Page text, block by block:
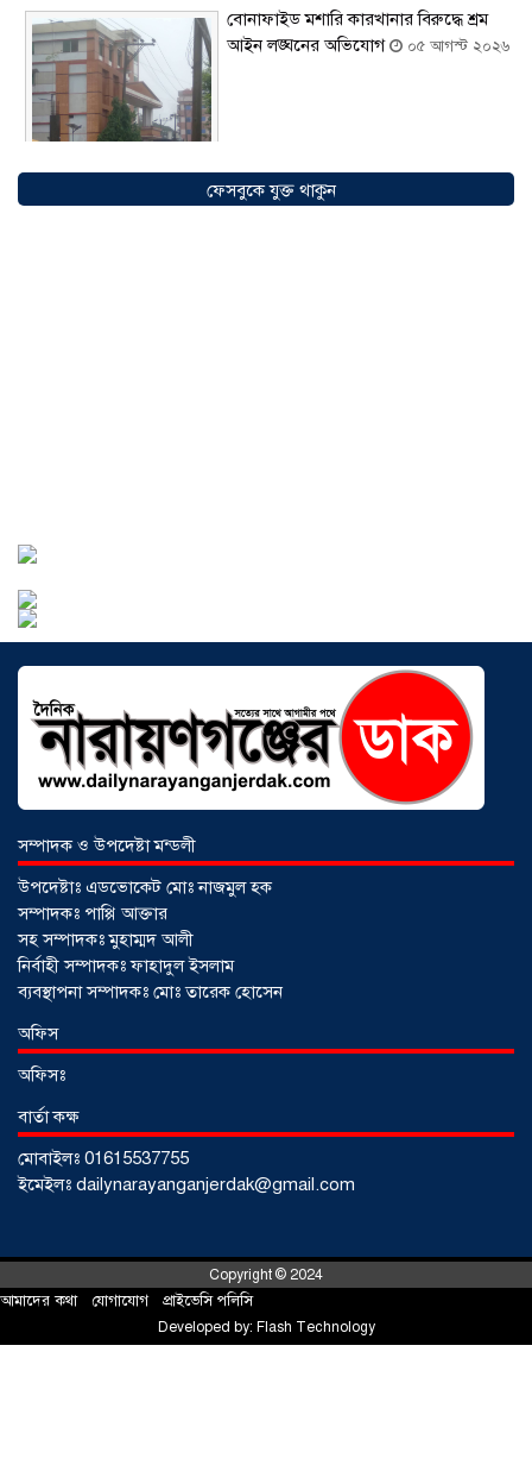
বোনাফাইড মশারি কারখানার বিরুদ্ধে শ্রম
আইন লঙ্ঘনের অভিযোগ
০৫ আগস্ট ২০২৬
২০২৬
আড়াইহাজারে বান্টি বাজারে ৫ গ্রাম
হেরোইনসহ যুবক গ্রেপ্তার
০৩ আগস্ট ২০২৬
আড়াইহাজারে জেলেদের জালে উঠে এলো
ফেসবুকে যুক্ত থাকুন
সম্পাদক ও উপদেষ্টা মন্ডলী
উপদেষ্টাঃ এডভোকেট মোঃ নাজমুল হক
সম্পাদকঃ পাপ্পি আক্তার
সহ সম্পাদকঃ মুহাম্মদ আলী
নির্বাহী সম্পাদকঃ ফাহাদুল ইসলাম
ব্যবস্থাপনা সম্পাদকঃ মোঃ তারেক হোসেন
অফিস
অফিসঃ
বার্তা কক্ষ
মোবাইলঃ 01615537755
ইমেইলঃ dailynarayanganjerdak@gmail.com
Copyright © 2024
আমাদের কথা যোগাযোগ প্রাইভেসি পলিসি
Developed by: Flash Technology